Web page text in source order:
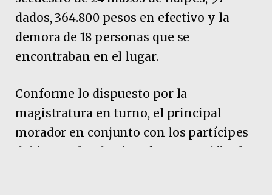
dados, 364.800 pesos en efectivo y la
demora de 18 personas que se
encontraban en el lugar.
Conforme lo dispuesto por la
magistratura en turno, el principal
morador en conjunto con los partícipes
del juego clandestino, fueron notificados